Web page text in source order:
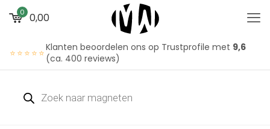
0 0,00
⭐⭐⭐⭐⭐Klanten beoordelen ons op Trustprofile met 9,6
(ca. 400 reviews)